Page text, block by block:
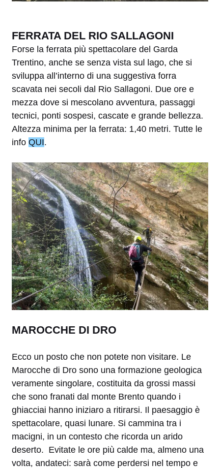
FERRATA DEL RIO SALLAGONI
Forse la ferrata più spettacolare del Garda
Trentino, anche se senza vista sul lago, che si
sviluppa all’interno di una suggestiva forra
scavata nei secoli dal Rio Sallagoni. Due ore e
mezza dove si mescolano avventura, passaggi
tecnici, ponti sospesi, cascate e grande bellezza.
Altezza minima per la ferrata: 1,40 metri. Tutte le
info QUI.
MAROCCHE DI DRO
Ecco un posto che non potete non visitare. Le
Marocche di Dro sono una formazione geologica
veramente singolare, costituita da grossi massi
che sono franati dal monte Brento quando i
ghiacciai hanno iniziaro a ritirarsi. Il paesaggio è
spettacolare, quasi lunare. Si cammina tra i
macigni, in un contesto che ricorda un arido
deserto. Evitate le ore più calde ma, almeno una
volta, andateci: sarà come perdersi nel tempo e